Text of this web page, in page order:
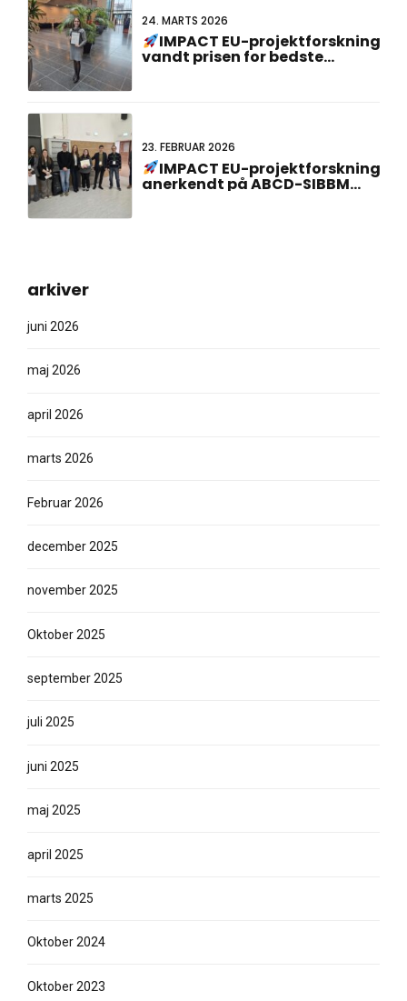
24. MARTS 2026
IMPACT EU-projektforskning
vandt prisen for bedste
23. FEBRUAR 2026
IMPACT EU-projektforskning
anerkendt på ABCD-SIBBM
arkiver
juni 2026
maj 2026
april 2026
marts 2026
Februar 2026
december 2025
november 2025
Oktober 2025
september 2025
juli 2025
juni 2025
maj 2025
april 2025
marts 2025
Oktober 2024
Oktober 2023